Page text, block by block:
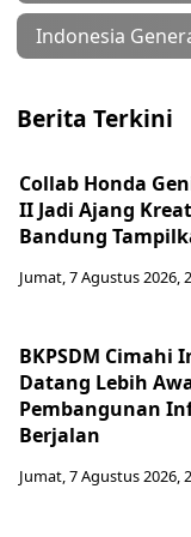
Indonesia
Berita Terkini
Collab Honda
II Jadi Ajang
Bandung
Jumat, 7 Agustus 2026,
BKPSDM Cimahi
Datang Lebih
Pembangunan
Berjalan
Jumat, 7 Agustus 2026,